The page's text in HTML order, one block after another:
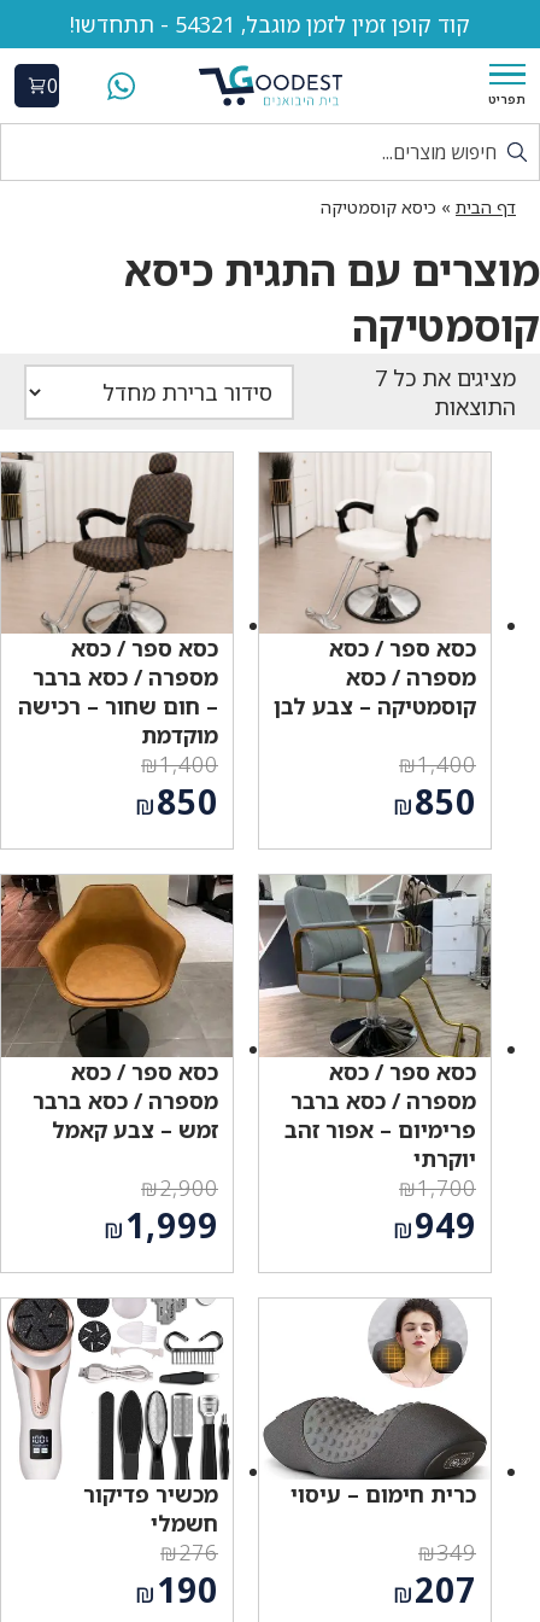
קוד קופן זמין לזמן מוגבל, 54321 - תתחדשו!
תפריט
0
דף הבית » כיסא קוסמטיקה
מוצרים עם התגית כיסא
קוסמטיקה
התוצאות
כסא ספר / כסא
מספרה / כסא
קוסמטיקה – צבע לבן
₪1,400
המחיר
המקורי
היה:
₪1,400.
₪850
הנוכחי
הוא:
₪850.
כסא ספר / כסא
מספרה / כסא ברבר
– חום שחור – רכישה
מוקדמת
₪1,400
המחיר
המקורי
היה:
₪1,400.
₪850
הנוכחי
הוא:
₪850.
כסא ספר / כסא
מספרה / כסא ברבר
פרימיום – אפור זהב
יוקרתי
₪1,700
המחיר
המקורי
היה:
₪1,700.
₪949
הוא:
₪949.
כסא ספר / כסא
מספרה / כסא ברבר
זמש – צבע קאמל
₪2,900
המחיר
המקורי
היה:
₪2,900.
₪1,999
הוא:
₪1,999.
כרית חימום – עיסוי
₪349
המחיר
המקורי₪207
מכשיר פדיקור
חשמלי
₪276
המחיר
המקורי ₪190